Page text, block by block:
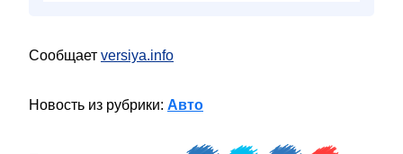
Сообщает versiya.info
Новость из рубрики: Авто